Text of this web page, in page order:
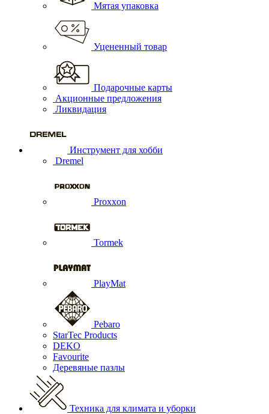
Мятая упаковка
Уцененный товар
Подарочные карты
Акционные предложения
Ликвидация
Инструмент для хобби
Dremel
Proxxon
Tormek
PlayMat
Pebaro
StarTec Products
DEKO
Favourite
Деревяные пазлы
Техника для климата и уборки